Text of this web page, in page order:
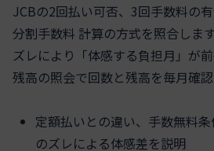
JCBの2回払い可否、3回手数料の
分割手数料 計算の方式を照合しま
ズレにより「体感する負担月」が
残高の照会で回数と残高を毎月確認
定額払いとの違い、手数無料
のズレによる体感差を説明